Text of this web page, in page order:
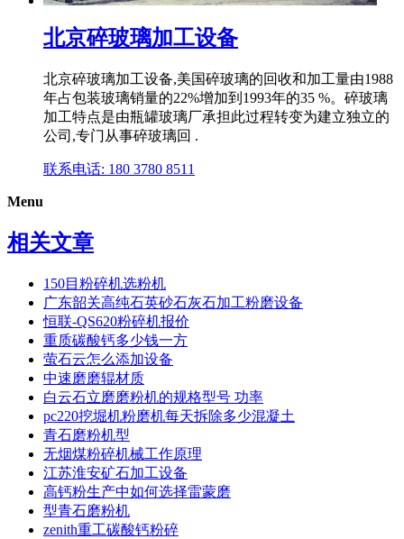
北京碎玻璃加工设备
北京碎玻璃加工设备,美国碎玻璃的回收和加工量由1988
年占包装玻璃销量的22%增加到1993年的35 %。碎玻璃
加工特点是由瓶罐玻璃厂承担此过程转变为建立独立的
公司,专门从事碎玻璃回 .
联系电话: 180 3780 8511
Menu
相关文章
150目粉碎机选粉机
广东韶关高纯石英砂石灰石加工粉磨设备
恒联-QS620粉碎机报价
重质碳酸钙多少钱一方
萤石云怎么添加设备
中速磨磨辊材质
白云石立磨磨粉机的规格型号 功率
pc220挖堀机粉磨机每天拆除多少混凝土
青石磨粉机型
无烟煤粉碎机械工作原理
江苏淮安矿石加工设备
高钙粉生产中如何选择雷蒙磨
型青石磨粉机
zenith重工碳酸钙粉碎